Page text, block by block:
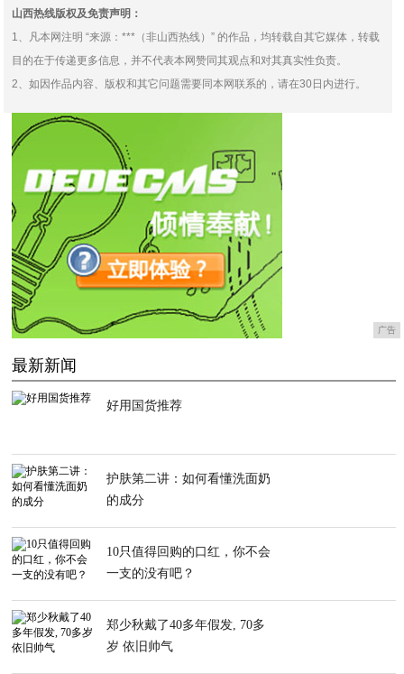
山西热线版权及免责声明：
1、凡本网注明 “来源：***（非山西热线）” 的作品，均转载自其它媒体，转载
目的在于传递更多信息，并不代表本网赞同其观点和对其真实性负责。
2、如因作品内容、版权和其它问题需要同本网联系的，请在30日内进行。
广告
最新新闻
好用国货推荐
护肤第二讲：如何看懂洗面奶
的成分
10只值得回购的口红，你不会
一支的没有吧？
郑少秋戴了40多年假发, 70多
岁 依旧帅气